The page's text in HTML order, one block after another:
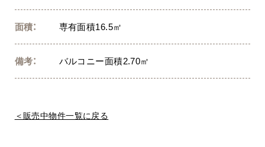
面積： 専有面積16.5㎡
備考： バルコニー面積2.70㎡
＜販売中物件一覧に戻る